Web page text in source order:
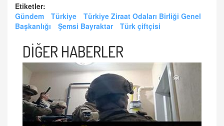
Etiketler:
Gündem
Türkiye
Türkiye Ziraat Odaları Birliği Genel
Başkanlığı
Şemsi Bayraktar Türk çiftçisi
DİĞER HABERLER